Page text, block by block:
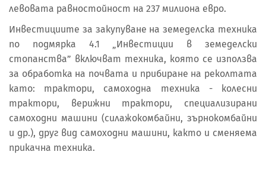
левовата равностойност на 237 милиона евро.
Инвестициите за закупуване на земеделска техника
по подмярка 4.1 „Инвестиции в земеделски
стопанства” включват техника, която се използва
за обработка на почвата и прибиране на реколтата
като: трактори, самоходна техника - колесни
трактори, верижни трактори, специализирани
самоходни машини (силажокомбайни, зърнокомбайни
и др.), друг вид самоходни машини, както и сменяема
прикачна техника.